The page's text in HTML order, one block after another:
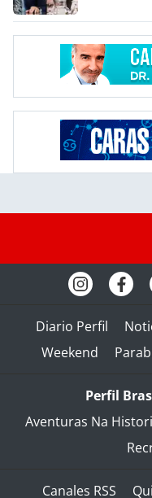
Diario Perfil
Weekend
Perfil
Aventuras Na
Canales RSS